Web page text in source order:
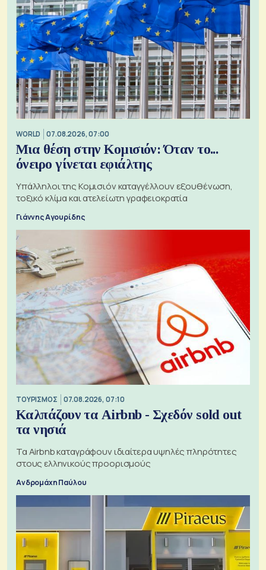
WORLD 07.08.2026, 07:00
Μια θέση στην Κομισιόν: Όταν το...
όνειρο γίνεται εφιάλτης
Υπάλληλοι της Κομισιόν καταγγέλλουν εξουθένωση,
τοξικό κλίμα και ατελείωτη γραφειοκρατία
Γιάννης Αγουρίδης
ΤΟΥΡΙΣΜΟΣ 07.08.2026, 07:10
Καλπάζουν τα Airbnb - Σχεδόν sold out
τα νησιά
Τα Airbnb καταγράφουν ιδιαίτερα υψηλές πληρότητες
στους ελληνικούς προορισμούς
Ανδρομάχη Παύλου